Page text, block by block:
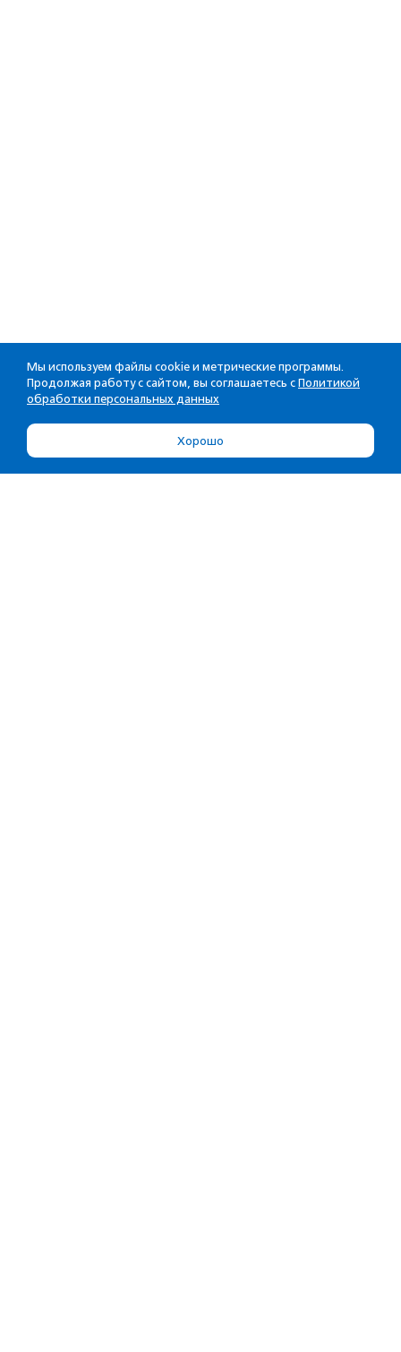
Мы используем файлы cookie и метрические программы.
Продолжая работу с сайтом, вы соглашаетесь с Политикой
обработки персональных данных
Хорошо